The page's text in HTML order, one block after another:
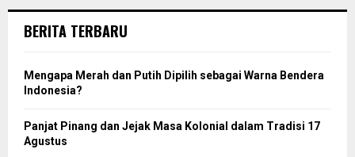
BERITA TERBARU
Mengapa Merah dan Putih Dipilih sebagai Warna Bendera
Indonesia?
Panjat Pinang dan Jejak Masa Kolonial dalam Tradisi 17
Agustus